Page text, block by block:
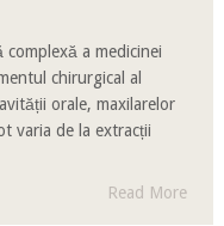
a medicinei
chirurgical al
orale, maxilarelor
varia de la extracții
Read More